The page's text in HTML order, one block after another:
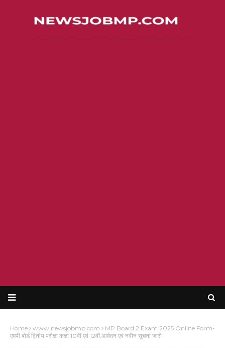
Home www.newsjobmp.com
MP Board 2 Exam 2025 Online Form-
एमपी बोर्ड द्वितीय परीक्षा कक्षा 10वीं एवं 12वीं,आवेदन एवं नवीन सूचना जारी